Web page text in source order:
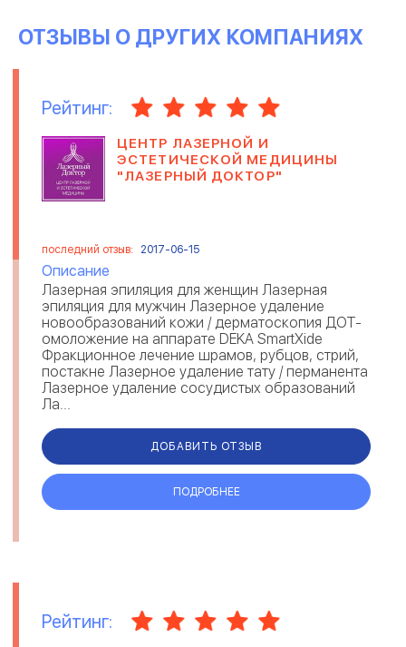
ОТЗЫВЫ О ДРУГИХ КОМПАНИЯХ
Рейтинг:
ЦЕНТР ЛАЗЕРНОЙ И
ЭСТЕТИЧЕСКОЙ МЕДИЦИНЫ
"ЛАЗЕРНЫЙ ДОКТОР"
последний отзыв: 2017-06-15
Описание
Лазерная эпиляция для женщин Лазерная
эпиляция для мужчин Лазерное удаление
новообразований кожи / дерматоскопия ДОТ-
омоложение на аппарате DEKA SmartXide
Фракционное лечение шрамов, рубцов, стрий,
постакне Лазерное удаление тату / перманента
Лазерное удаление сосудистых образований
Ла...
ДОБАВИТЬ ОТЗЫВ
ПОДРОБНЕЕ
Рейтинг: